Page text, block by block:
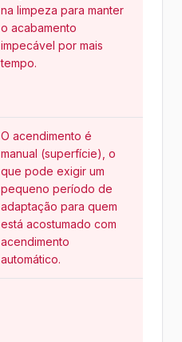
na limpeza para manter
o acabamento
impecável por mais
tempo.
O acendimento é
manual (superfície), o
que pode exigir um
pequeno período de
adaptação para quem
está acostumado com
acendimento
automático.